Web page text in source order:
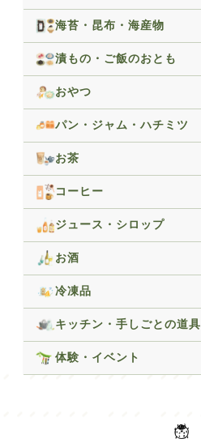
海苔・昆布・海産物
漬もの・ご飯のおとも
おやつ
パン・ジャム・ハチミツ
お茶
コーヒー
ジュース・シロップ
お酒
冷凍品
キッチン・手しごとの道具
体験・イベント